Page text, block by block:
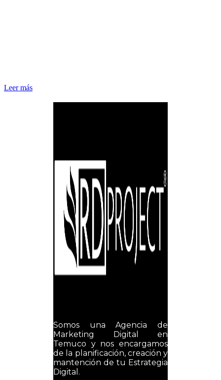
Leer más
Somos una Agencia de
Marketing Digital en
Temuco y nos encargamos
de la planificación, creación y
mantención de tu Estrategia
Digital.